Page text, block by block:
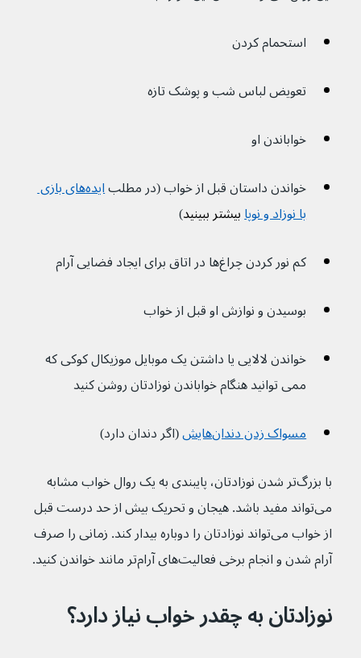
استحمام کردن
تعویض لباس شب و پوشک تازه
خواباندن او
خواندن داستان قبل از خواب (در مطلب
ایده‌های بازی
با نوزاد و نوپا بیشتر ببینید)
کم نور کردن چراغ‌ها در اتاق برای ایجاد فضایی آرام
بوسیدن و نوازش او قبل از خواب
خواندن لالایی یا داشتن یک موبایل موزیکال کوکی که
ممی توانید هنگام خواباندن نوزادتان روشن کنید
مسواک زدن دندان‌هایش
(اگر دندان دارد)
با بزرگ‌تر شدن نوزادتان، پایبندی به یک روال خواب مشابه
می‌تواند مفید باشد. هیجان و تحریک بیش از حد درست قبل
از خواب می‌تواند نوزادتان را دوباره بیدار کند. زمانی را صرف
آرام شدن و انجام برخی فعالیت‌های آرام‌تر مانند خواندن کنید.
نوزادتان به چقدر خواب نیاز دارد؟